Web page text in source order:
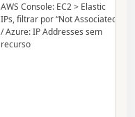
AWS Console: EC2 > Elastic
IPs, filtrar por “Not Associated”
/ Azure: IP Addresses sem
recurso